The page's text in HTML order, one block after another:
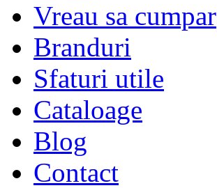
Vreau sa cumpar
Branduri
Sfaturi utile
Cataloage
Blog
Contact